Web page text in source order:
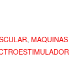
, MAQUINAS